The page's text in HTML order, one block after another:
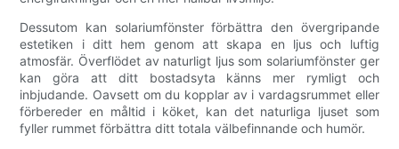
Dessutom kan solariumfönster förbättra den övergripande
estetiken i ditt hem genom att skapa en ljus och luftig
atmosfär. Överflödet av naturligt ljus som solariumfönster ger
kan göra att ditt bostadsyta känns mer rymligt och
inbjudande. Oavsett om du kopplar av i vardagsrummet eller
förbereder en måltid i köket, kan det naturliga ljuset som
fyller rummet förbättra ditt totala välbefinnande och humör.